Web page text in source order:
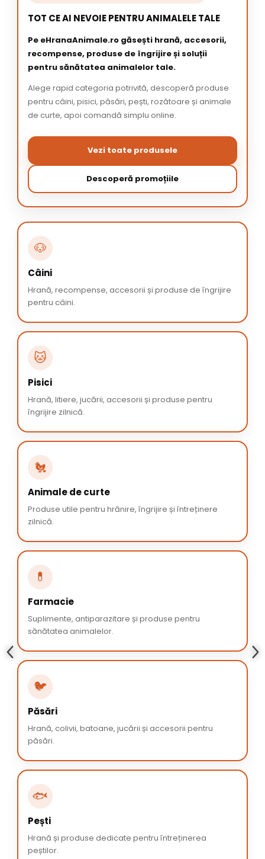
TOT CE AI NEVOIE PENTRU ANIMALELE TALE
Pe eHranaAnimale.ro găsești hrană, accesorii,
recompense, produse de îngrijire și soluții
pentru sănătatea animalelor tale.
Alege rapid categoria potrivită, descoperă produse
pentru câini, pisici, păsări, pești, rozătoare și animale
de curte, apoi comandă simplu online.
Vezi toate produsele
Descoperă promoțiile
🐶
Câini
Hrană, recompense, accesorii și produse de îngrijire
pentru câini.
🐱
Pisici
Hrană, litiere, jucării, accesorii și produse pentru
îngrijire zilnică.
🐔
Animale de curte
Produse utile pentru hrănire, îngrijire și întreținere
zilnică.
💊
Farmacie
Suplimente, antiparazitare și produse pentru
sănătatea animalelor.
🐦
Păsări
Hrană, colivii, batoane, jucării și accesorii pentru
păsări.
🐟
Pești
Hrană și produse dedicate pentru întreținerea
peștilor.